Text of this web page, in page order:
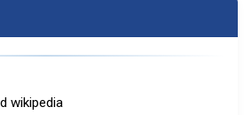
wikipedia